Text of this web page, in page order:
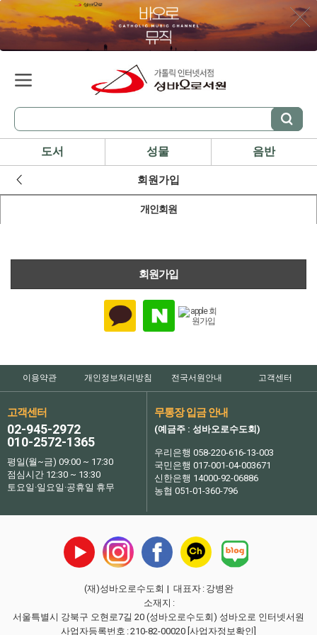
도서 성물 음반
회원가입
개인회원
이용약관 개인정보처리방침 전국서원안내 고객센터
고객센터
02-945-2972
010-2572-1365
평일(월~금) 09:00 ~ 17:30
점심시간 12:30 ~ 13:30
토요일·일요일·공휴일 휴무
무통장 입금 안내
(예금주 : 성바오로수도회)
우리은행 058-220-616-13-003
국민은행 017-001-04-003671
신한은행 14000-92-06886
농협 051-01-360-796
(재)성바오로수도회 | 대표자 : 강병완
소재지 :
서울특별시 강북구 오현로7길 20 (성바오로수도회) 성바오로 인터넷서원
사업자등록번호 :210-82-00020 [사업자정보확인]